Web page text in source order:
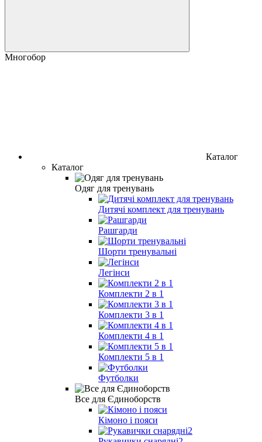
Многобор
Каталог
Каталог
Одяг для тренувань
Дитячі комплект для тренувань
Рашгарди
Шорти тренувальні
Легінси
Комплекти 2 в 1
Комплекти 3 в 1
Комплекти 4 в 1
Комплекти 5 в 1
Футболки
Все для Єдиноборств
Кімоно і пояси